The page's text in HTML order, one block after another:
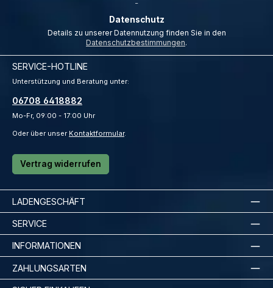
Datenschutz
Datenschutzbestimmungen.
SERVICE-HOTLINE
Unterstützung und Beratung unter:
06708 6418882
Mo-Fr, 09:00 - 17:00 Uhr
Oder über unser Kontaktformular.
Vertrag widerrufen
LADENGESCHÄFT
SERVICE
INFORMATIONEN
ZAHLUNGSARTEN